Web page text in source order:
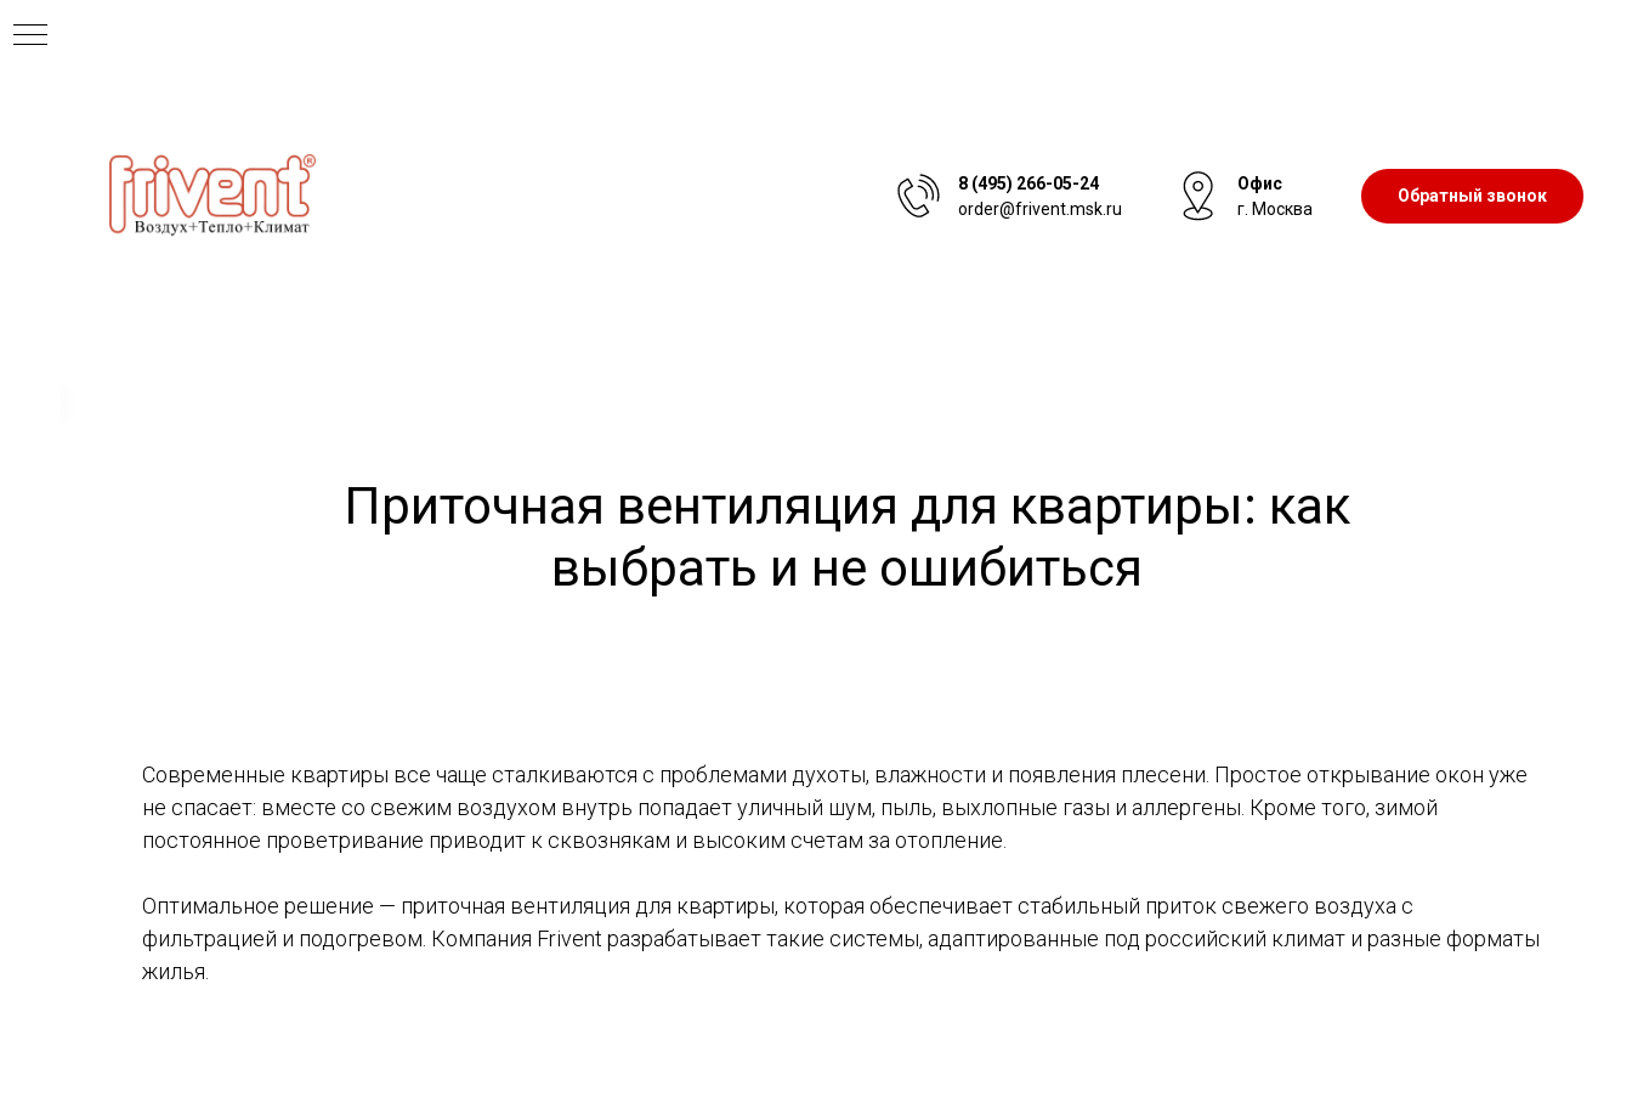
8 (495) 266-05-24
order@frivent.msk.ru
Офис
г. Москва
Обратный звонок
Приточная вентиляция для квартиры: как
выбрать и не ошибиться
Современные квартиры все чаще сталкиваются с проблемами духоты, влажности и появления плесени. Простое открывание окон уже
не спасает: вместе со свежим воздухом внутрь попадает уличный шум, пыль, выхлопные газы и аллергены. Кроме того, зимой
постоянное проветривание приводит к сквознякам и высоким счетам за отопление.
Оптимальное решение — приточная вентиляция для квартиры, которая обеспечивает стабильный приток свежего воздуха с
фильтрацией и подогревом. Компания Frivent разрабатывает такие системы, адаптированные под российский климат и разные форматы
жилья.